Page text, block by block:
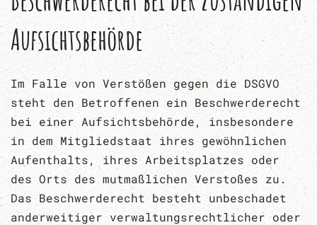
Aufsichts­behörde
Im Falle von Verstößen gegen die DSGVO
steht den Betroffenen ein Beschwerderecht
bei einer Aufsichtsbehörde, insbesondere
in dem Mitgliedstaat ihres gewöhnlichen
Aufenthalts, ihres Arbeitsplatzes oder
des Orts des mutmaßlichen Verstoßes zu.
Das Beschwerderecht besteht unbeschadet
anderweitiger verwaltungsrechtlicher oder